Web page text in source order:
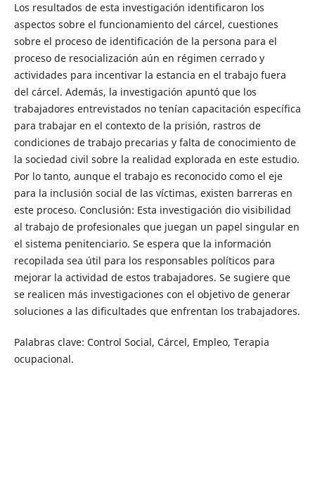
Los resultados de esta investigación identificaron los
aspectos sobre el funcionamiento del cárcel, cuestiones
sobre el proceso de identificación de la persona para el
proceso de resocialización aún en régimen cerrado y
actividades para incentivar la estancia en el trabajo fuera
del cárcel. Además, la investigación apuntó que los
trabajadores entrevistados no tenían capacitación específica
para trabajar en el contexto de la prisión, rastros de
condiciones de trabajo precarias y falta de conocimiento de
la sociedad civil sobre la realidad explorada en este estudio.
Por lo tanto, aunque el trabajo es reconocido como el eje
para la inclusión social de las víctimas, existen barreras en
este proceso. Conclusión: Esta investigación dio visibilidad
al trabajo de profesionales que juegan un papel singular en
el sistema penitenciario. Se espera que la información
recopilada sea útil para los responsables políticos para
mejorar la actividad de estos trabajadores. Se sugiere que
se realicen más investigaciones con el objetivo de generar
soluciones a las dificultades que enfrentan los trabajadores.
Palabras clave: Control Social, Cárcel, Empleo, Terapia
ocupacional.